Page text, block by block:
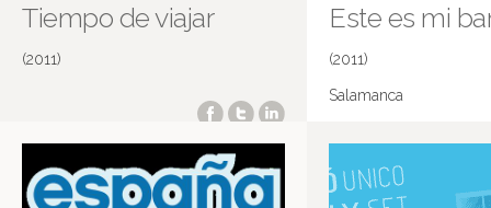
Tiempo de viajar
(2011)
Este es mi
(2011)
Salamanca